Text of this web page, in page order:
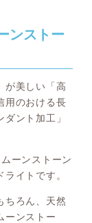
ンストー
が美しい「高
用のおける長
ント加工」
ーンストーン
イトです。
ちろん、天然
ーンストー